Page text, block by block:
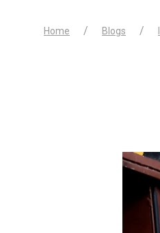
Home Blogs